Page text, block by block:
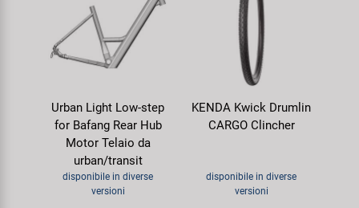
Urban Light Low-step
for Bafang Rear Hub
Motor Telaio da
urban/transit
disponibile in diverse
versioni
KENDA Kwick Drumlin
CARGO Clincher
disponibile in diverse
versioni